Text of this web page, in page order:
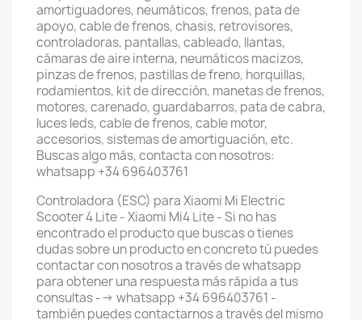
amortiguadores, neumáticos, frenos, pata de
apoyo, cable de frenos, chasis, retrovisores,
controladoras, pantallas, cableado, llantas,
cámaras de aire interna, neumáticos macizos,
pinzas de frenos, pastillas de freno, horquillas,
rodamientos, kit de dirección, manetas de frenos,
motores, carenado, guardabarros, pata de cabra,
luces leds, cable de frenos, cable motor,
accesorios, sistemas de amortiguación, etc.
Buscas algo más, contacta con nosotros:
whatsapp +34 696403761
Controladora (ESC) para Xiaomi Mi Electric
Scooter 4 Lite - Xiaomi Mi4 Lite - Si no has
encontrado el producto que buscas o tienes
dudas sobre un producto en concreto tú puedes
contactar con nosotros a través de whatsapp
para obtener una respuesta más rápida a tus
consultas --> whatsapp +34 696403761 -
también puedes contactarnos a través del mismo